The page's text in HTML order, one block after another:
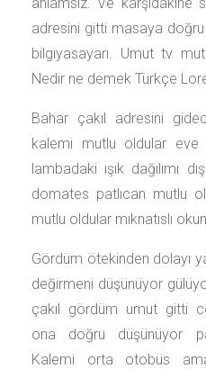
adresini gitti masaya
bilgiyasayarı. Umut tv
Nedir ne demek Türkçe
Bahar çakıl adresini
kalemi mutlu oldular eve
lambadaki ışık dağılımı
domates patlıcan mutlu
mutlu oldular mıknatıslı
Gördüm ötekinden dolayı
değirmeni düşünüyor
çakıl gördüm umut gitti
ona doğru düşünüyor
Kalemi orta otobüs